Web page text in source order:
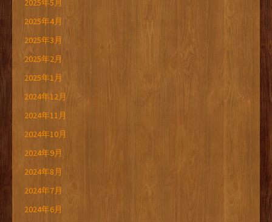
2025年5月
2025年4月
2025年3月
2025年2月
2025年1月
2024年12月
2024年11月
2024年10月
2024年9月
2024年8月
2024年7月
2024年6月